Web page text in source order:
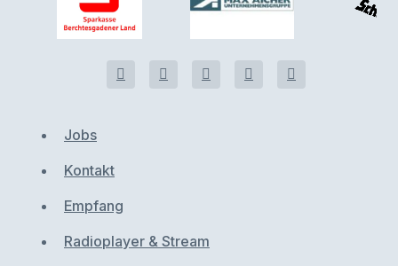
Jobs
Kontakt
Empfang
Radioplayer & Stream